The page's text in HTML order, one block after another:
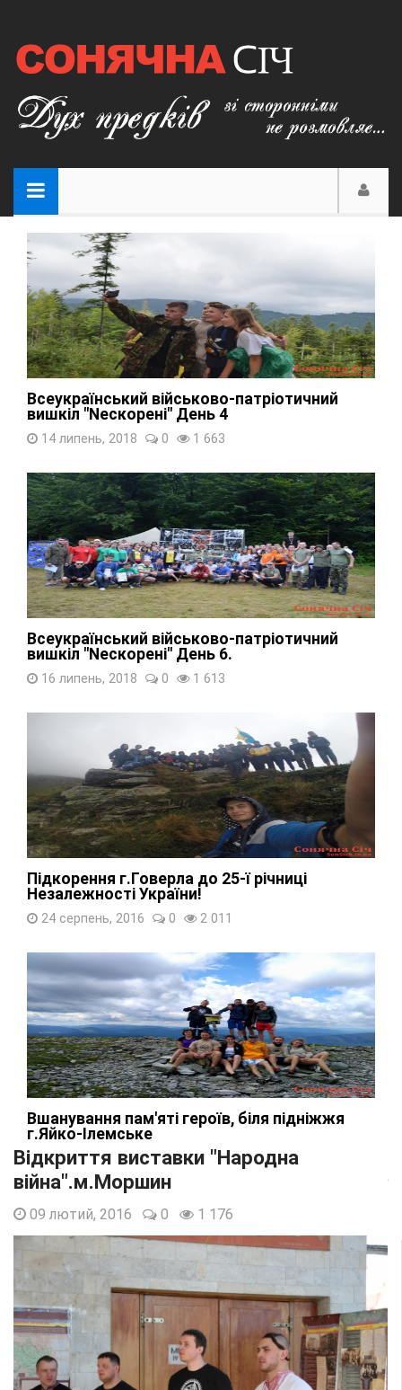
Всеукраїнський військово-патріотичний
вишкіл "Nескорені" День 4
14 липень, 2018 0 1 663
Всеукраїнський військово-патріотичний
вишкіл "Nескорені" День 6.
16 липень, 2018 0 1 613
Підкорення г.Говерла до 25-ї річниці
Незалежності України!
24 серпень, 2016 0 2 011
Вшанування пам'яті героїв, біля підніжжя
г.Яйко-Ілемське
02 липень, 2017 0 1 908
Відкриття виставки "Народна
війна".м.Моршин
09 лютий, 2016 0 1 176